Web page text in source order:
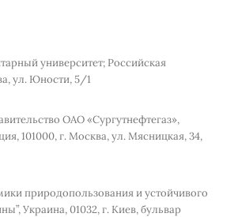
университет; Российская
ул. Юности, 5/1
ОАО «Сургутнефтегаз»,
101000, г. Москва, ул. Мясницкая, 34,
природопользования и устойчивого
Украина, 01032, г. Киев, бульвар